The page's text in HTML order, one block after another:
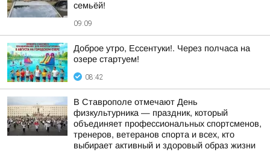
семьёй!
09:09
Доброе утро, Ессентуки!. Через полчаса на
озере стартуем!
08:42
В Ставрополе отмечают День
физкультурника — праздник, который
объединяет профессиональных спортсменов,
тренеров, ветеранов спорта и всех, кто
выбирает активный и здоровый образ жизни